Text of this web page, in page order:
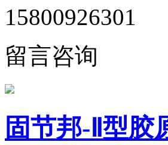
15800926301
留言咨询
固节邦-Ⅱ型胶